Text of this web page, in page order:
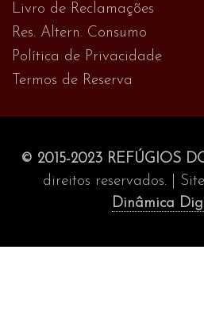
Livro de Reclamações
Res. Altern. Consumo
Política de Privacidade
Termos de Reserva
© 2015-2023 REFÚGIOS
direitos reservados. |
Dinâmica